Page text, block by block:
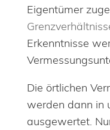
Eigentümer
Erkenntnisse
Die örtlichen
werden dann in
ausgewertet.